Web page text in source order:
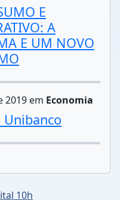
E
A
E UM NOVO
2019 em Economia
Unibanco
10h